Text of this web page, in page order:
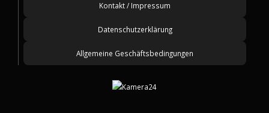
Kontakt / Impressum
Datenschutzerklärung
Allgemeine Geschäftsbedingungen